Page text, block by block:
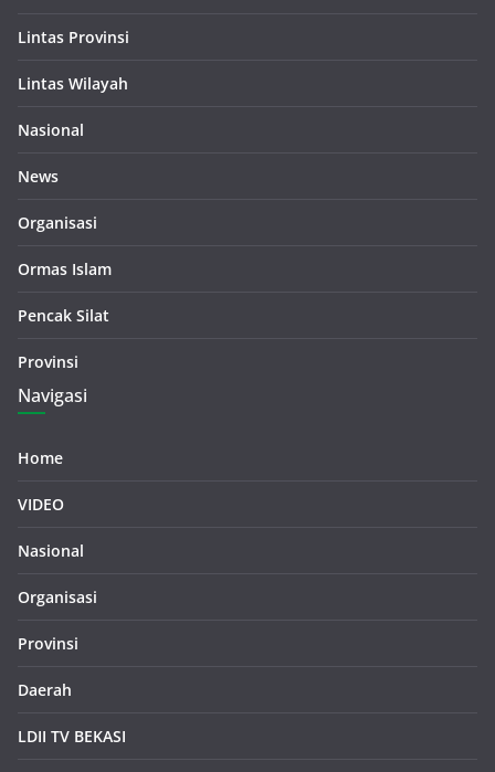
Lintas Provinsi
Lintas Wilayah
Nasional
News
Organisasi
Ormas Islam
Pencak Silat
Provinsi
Navigasi
Home
VIDEO
Nasional
Organisasi
Provinsi
Daerah
LDII TV BEKASI